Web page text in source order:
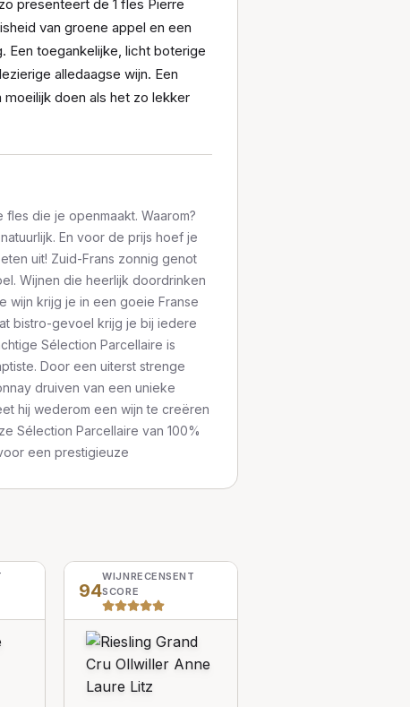
presenteert de 1 fles Pierre
van groene appel en een
Een toegankelijke, licht boterige
alledaagse wijn. Een
doen als het zo lekker
die je openmaakt. Waarom?
En voor de prijs hoef je
uit! Zuid-Frans zonnig genot
Wijnen die heerlijk doordrinken
wijn krijg je in een goeie Franse
bistro-gevoel krijg je bij iedere
Sélection Parcellaire is
Door een uiterst strenge
druiven van een unieke
hij wederom een wijn te creëren
Sélection Parcellaire van 100%
een prestigieuze
94
WIJNRECENSENT
SCORE